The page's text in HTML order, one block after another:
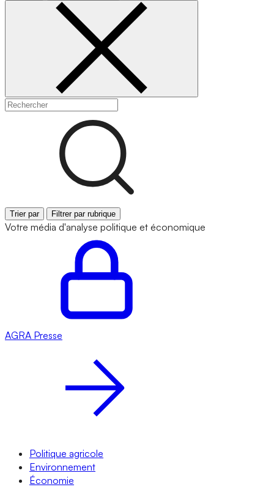
Trier par Filtrer par rubrique
Votre média d'analyse politique et économique
AGRA Presse
Politique agricole
Environnement
Économie